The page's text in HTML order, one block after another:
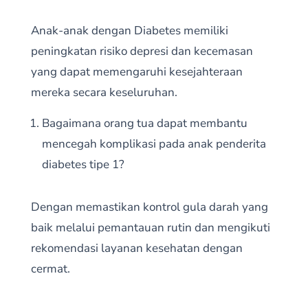
Anak-anak dengan Diabetes memiliki
peningkatan risiko depresi dan kecemasan
yang dapat memengaruhi kesejahteraan
mereka secara keseluruhan.
Bagaimana orang tua dapat membantu
mencegah komplikasi pada anak penderita
diabetes tipe 1?
Dengan memastikan kontrol gula darah yang
baik melalui pemantauan rutin dan mengikuti
rekomendasi layanan kesehatan dengan
cermat.